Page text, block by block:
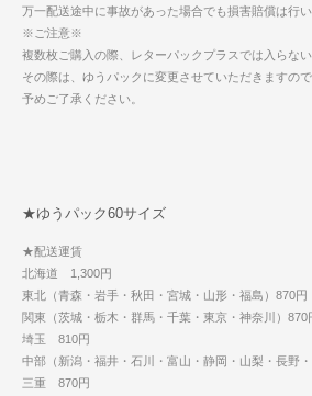
万一配送途中に事故があった場合でも損害賠償は行い
※ご注意※
複数枚ご購入の際、レターパックプラスでは入らない
その際は、ゆうパックに変更させていただきますので
予めご了承ください。
★ゆうパック60サイズ
★配送運賃
北海道 1,300円
東北（青森・岩手・秋田・宮城・山形・福島）870円
関東（茨城・栃木・群馬・千葉・東京・神奈川）870
埼玉 810円
中部（新潟・福井・石川・富山・静岡・山梨・長野
三重 870円